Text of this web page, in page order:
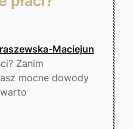
Maciejun
Zanim
mocne dowody